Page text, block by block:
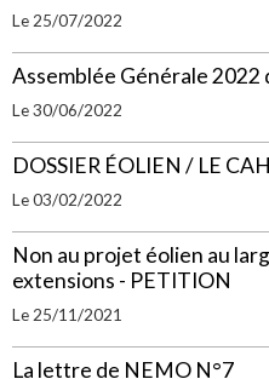
Le 25/07/2022
Assemblée Générale 2022
Le 30/06/2022
DOSSIER ÉOLIEN / LE
Le 03/02/2022
Non au projet éolien au
extensions - PETITION
Le 25/11/2021
La lettre de NEMO N°7